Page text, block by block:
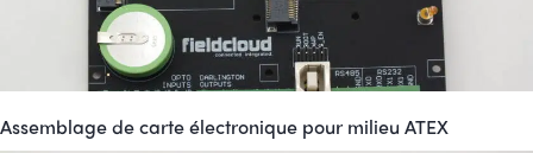
Assemblage de carte électronique pour milieu ATEX